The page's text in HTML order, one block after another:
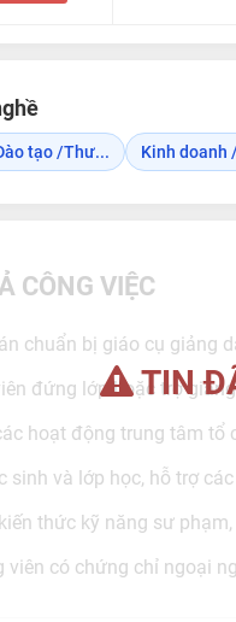
tạo /Thư... Kinh doanh
TIN
CÔNG VIỆC
chuẩn bị giáo cụ giảng
đứng lớp hoặc trợ
hoạt động trung tâm tổ
sinh và lớp học, hỗ trợ
thức kỹ năng sư
viên có chứng chỉ ngoại